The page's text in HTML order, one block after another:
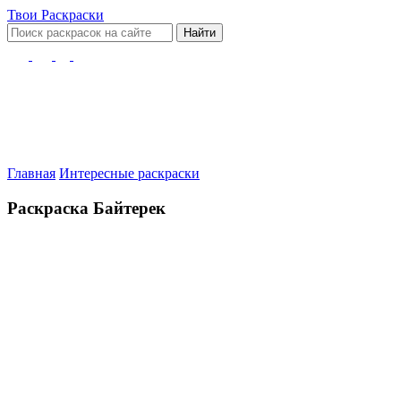
Твои Раскраски
Найти
Главная Интересные раскраски
Раскраска Байтерек